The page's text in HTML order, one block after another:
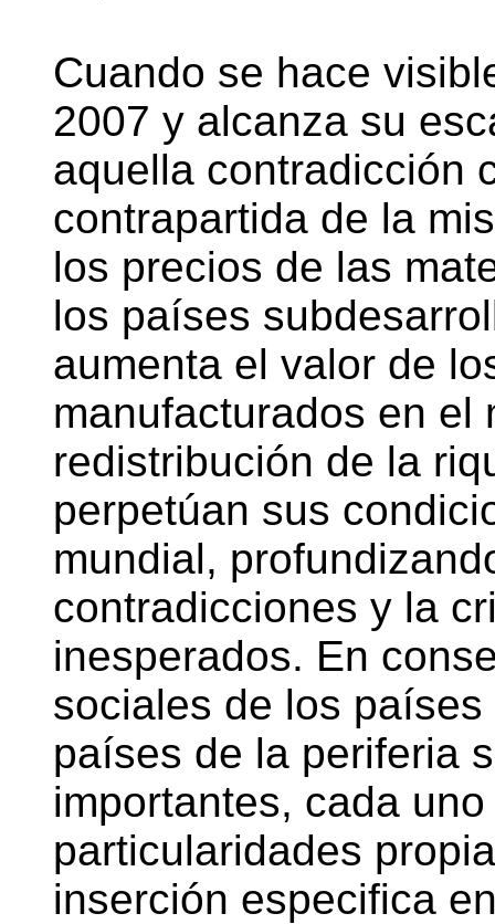
Cuando se hace
2007 y alcanza su
aquella contradicción
contrapartida de la
los precios de las
los países
aumenta el valor de
manufacturados en el
redistribución de la
perpetúan sus
mundial,
contradicciones y la
inesperados. En
sociales de los
países de la periferia
importantes, cada
particularidades
inserción especifica